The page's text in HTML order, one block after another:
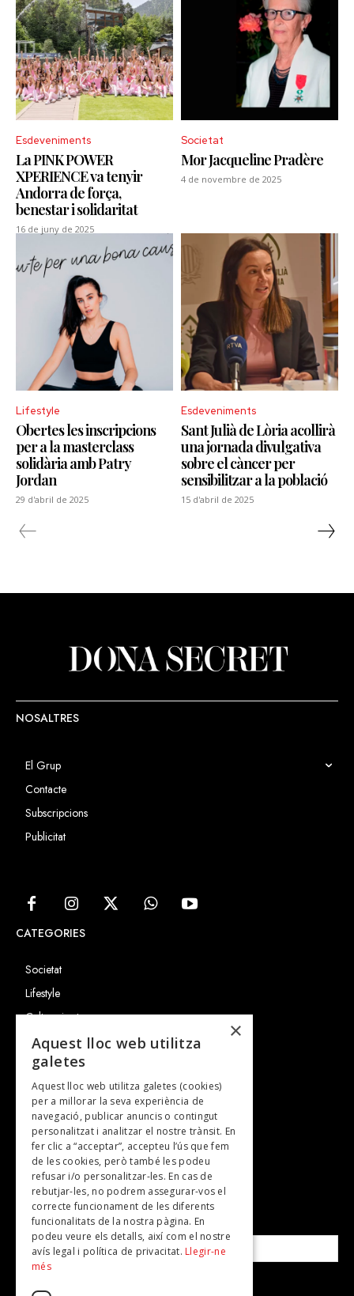
Esdeveniments
La PINK POWER
XPERIENCE va tenyir
Andorra de força,
benestar i solidaritat
16 de juny de 2025
Societat
Mor Jacqueline Pradère
4 de novembre de 2025
Lifestyle
Obertes les inscripcions
per a la masterclass
solidària amb Patry
Jordan
29 d'abril de 2025
Esdeveniments
Sant Julià de Lòria acollirà
una jornada divulgativa
sobre el càncer per
sensibilitzar a la població
15 d'abril de 2025
NOSALTRES
El Grup
Contacte
Subscripcions
Publicitat
CATEGORIES
Societat
Lifestyle
Cultura i art
Entrevistes
Gastronomia
TV
Plans per fer
Revistes
SUBSCRIU-TE A LA NOSTRA NEWSLETTER!
Correu electrònic*
Accepto la
×
Aquest lloc web utilitza
galetes
Aquest lloc web utilitza galetes (cookies)
per a millorar la seva experiència de
navegació, publicar anuncis o contingut
personalitzat i analitzar el nostre trànsit. En
fer clic a “acceptar”, accepteu l’ús que fem
de les cookies, però també les podeu
refusar i/o personalitzar-les. En cas de
rebutjar-les, no podrem assegurar-vos el
correcte funcionament de les diferents
funcionalitats de la nostra pàgina. En
podeu veure els detalls, així com el nostre
avís legal i política de privacitat. Llegir-ne
més